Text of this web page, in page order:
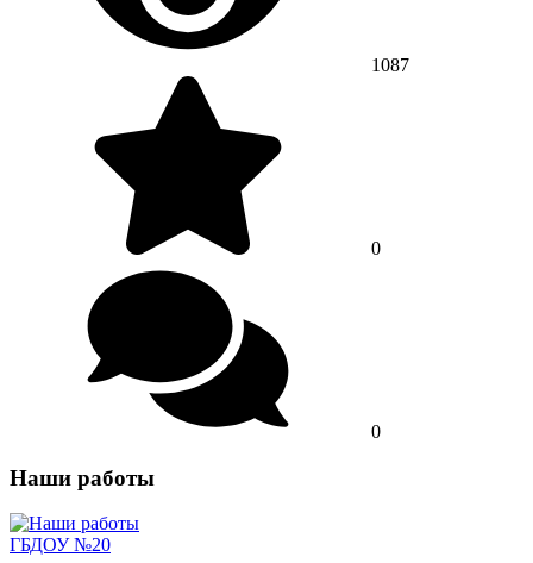
1087
0
0
Наши работы
ГБДОУ №20